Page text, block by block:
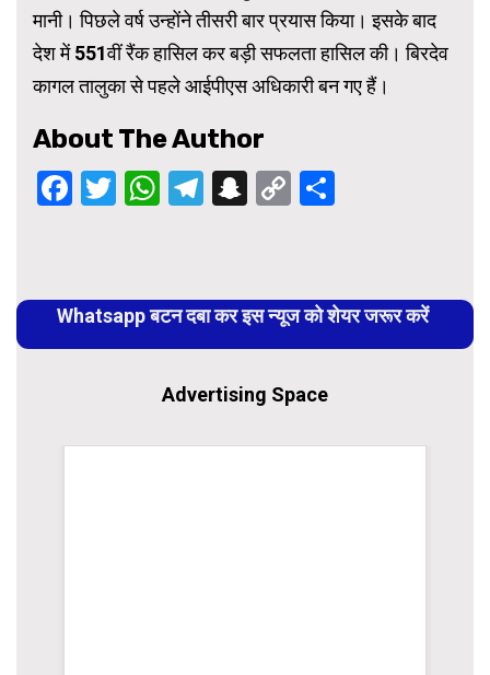
मानी। पिछले वर्ष उन्होंने तीसरी बार प्रयास किया। इसके बाद
देश में 551वीं रैंक हासिल कर बड़ी सफलता हासिल की। बिरदेव
कागल तालुका से पहले आईपीएस अधिकारी बन गए हैं।
About The Author
Facebook
Twitter
WhatsApp
Telegram
Snapchat
Copy
Reading
Whatsapp बटन दबा कर इस न्यूज को शेयर जरूर करें
Advertising Space